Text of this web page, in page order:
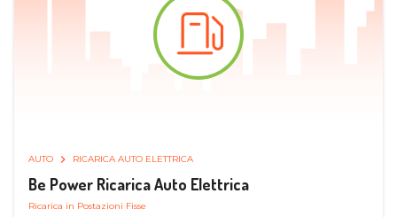
AUTO RICARICA AUTO ELETTRICA
Be Power Ricarica Auto Elettrica
Ricarica in Postazioni Fisse